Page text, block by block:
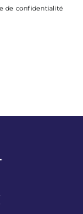
de confidentialité